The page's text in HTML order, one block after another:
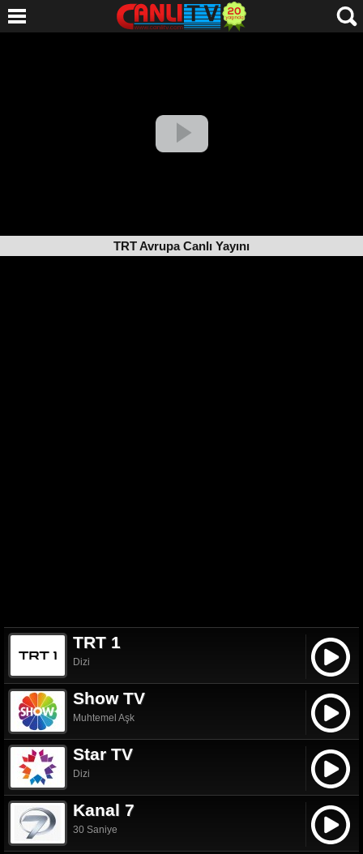
TRT Avrupa Canlı Yayını
TRT 1
Dizi
Show TV
Muhtemel Aşk
Star TV
Dizi
Kanal 7
30 Saniye